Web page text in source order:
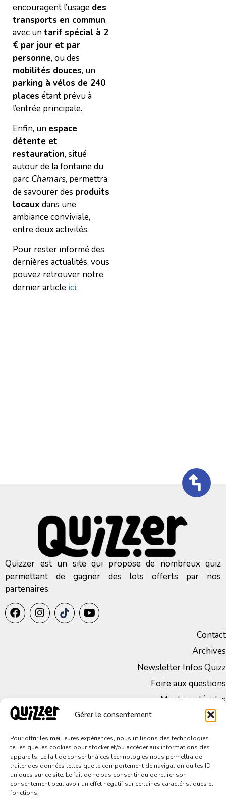
Gérer le consentement
Pour offrir les meilleures expériences, nous utilisons des technologies
telles que les cookies pour stocker et/ou accéder aux informations des
appareils. Le fait de consentir à ces technologies nous permettra de
traiter des données telles que le comportement de navigation ou les ID
uniques sur ce site. Le fait de ne pas consentir ou de retirer son
consentement peut avoir un effet négatif sur certaines caractéristiques et
fonctions.
encouragent l’usage des
transports en commun,
avec untarif spécial à 2
€ par jour et par
personne, ou des
mobilités douces, un
parking à vélos de 240
places étant prévu à
l’entrée principale.
Enfin, un espace
détente et
restauration, situé
autour de la fontaine du
parc Chamars, permettra
de savourer des produits
locaux dans une
ambiance conviviale,
entre deux activités.
Pour rester informé des
dernières actualités, vous
pouvez retrouver notre
dernier article ici.
Quizzer est un site qui propose de nombreux quiz
permettant de gagner des lots offerts par nos
partenaires.
Contact
Archives
Newsletter Infos Quizz
Foire aux questions
Mentions légales
CGV